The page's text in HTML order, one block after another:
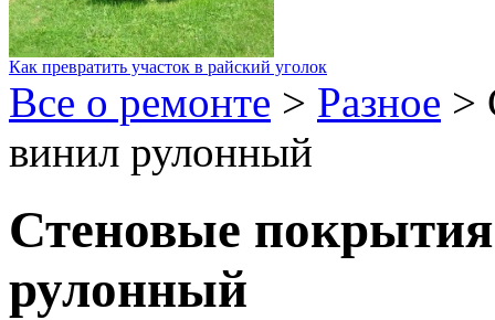
Как превратить участок в райский уголок
Все о ремонте > Разное >
винил рулонный
Стеновые
рулонный